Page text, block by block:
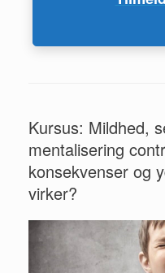
Kursus: Mildhed,
mentalisering
konsekvenser og
virker?